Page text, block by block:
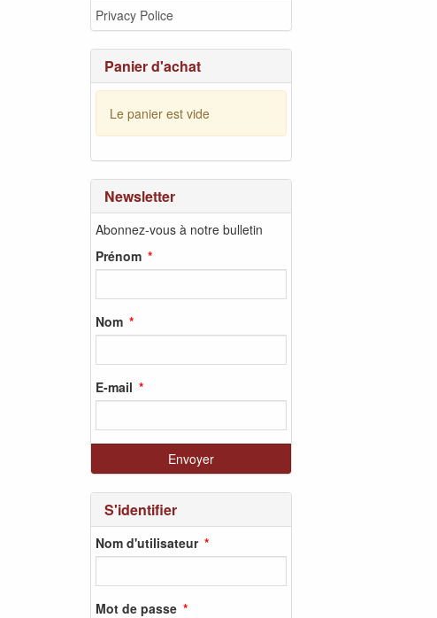
Privacy Police
Panier d'achat
Le panier est vide
Newsletter
Abonnez-vous à notre bulletin
Prénom
Nom
E-mail
S'identifier
Nom d'utilisateur
Mot de passe